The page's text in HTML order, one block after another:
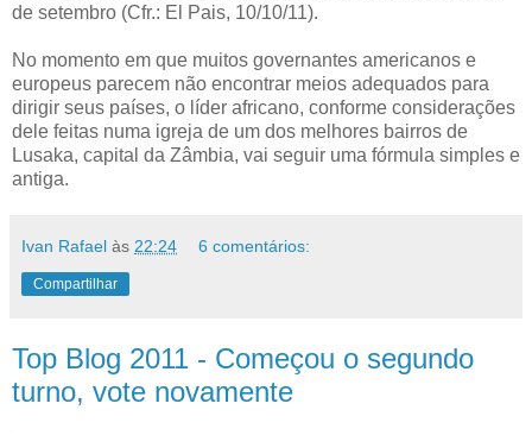
de setembro (Cfr.: El Pais, 10/10/11).
No momento em que muitos governantes americanos e
europeus parecem não encontrar meios adequados para
dirigir seus países, o líder africano, conforme considerações
dele feitas numa igreja de um dos melhores bairros de
Lusaka, capital da Zâmbia, vai seguir uma fórmula simples e
antiga.
Ivan Rafael às 22:24 6 comentários:
Compartilhar
Top Blog 2011 - Começou o segundo
turno, vote novamente